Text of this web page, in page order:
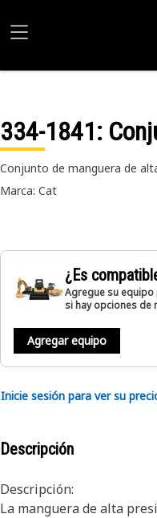
334-1841:
Conjunto de manguera de
Marca: Cat
¿Es
Agregue su equipo
si hay opciones de
Agregar equipo
Inicie sesión para ver su
Descripción
Descripción:
La manguera de alta